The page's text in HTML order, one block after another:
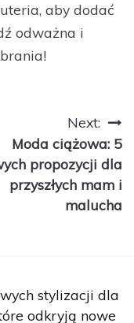
aby dodać
odważna i
Next:
Moda ciążowa: 5
propozycji dla
przyszłych mam i
malucha
stylizacji dla
odkryją nowe